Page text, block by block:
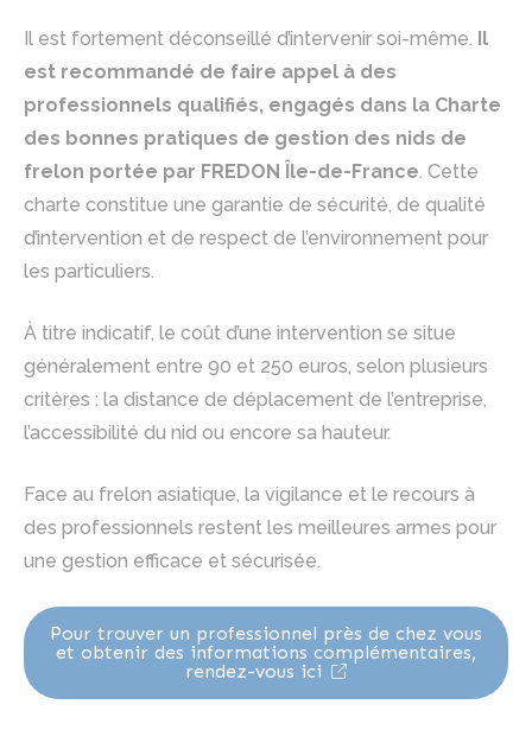
Il est fortement déconseillé d’intervenir soi-même. Il
est recommandé de faire appel à des
professionnels qualifiés, engagés dans la Charte
des bonnes pratiques de gestion des nids de
frelon portée par FREDON Île-de-France. Cette
charte constitue une garantie de sécurité, de qualité
d’intervention et de respect de l’environnement pour
les particuliers.
À titre indicatif, le coût d’une intervention se situe
généralement entre 90 et 250 euros, selon plusieurs
critères : la distance de déplacement de l’entreprise,
l’accessibilité du nid ou encore sa hauteur.
Face au frelon asiatique, la vigilance et le recours à
des professionnels restent les meilleures armes pour
une gestion efficace et sécurisée.
Pour trouver un professionnel près de chez vous
et obtenir des informations complémentaires,
rendez-vous ici